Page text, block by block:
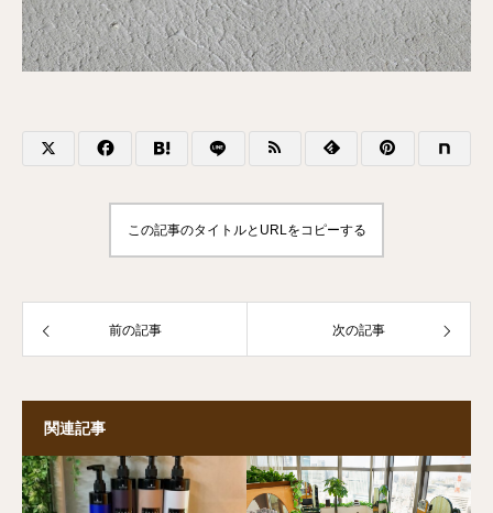
この記事のタイトルとURLをコピーする
前の記事 次の記事
関連記事